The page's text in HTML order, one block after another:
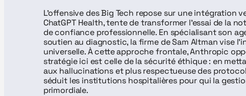
L'offensive des Big Tech repose sur une intégration
ChatGPT Health, tente de transformer l'essai de la
de confiance professionnelle. En spécialisant son
soutien au diagnostic, la firme de Sam Altman vise
universelle. À cette approche frontale, Anthropic
stratégie ici est celle de la sécurité éthique : en
aux hallucinations et plus respectueuse des
séduit les institutions hospitalières pour qui la
primordiale.